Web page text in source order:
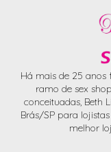
Há mais de 25 anos
ramo de sex
conceituadas, Beth
Brás/SP para
melhor